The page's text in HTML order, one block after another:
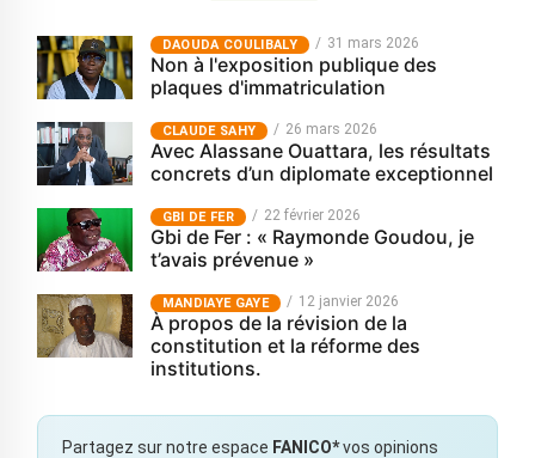
‎DAOUDA COULIBALY 31 mars 2026
Non à l'exposition publique des
plaques d'immatriculation
CLAUDE SAHY 26 mars 2026
Avec Alassane Ouattara, les résultats
concrets d’un diplomate exceptionnel
GBI DE FER 22 février 2026
Gbi de Fer : « Raymonde Goudou, je
t’avais prévenue »
MANDIAYE GAYE 12 janvier 2026
À propos de la révision de la
constitution et la réforme des
institutions.
Partagez sur notre espace FANICO*vos opinions